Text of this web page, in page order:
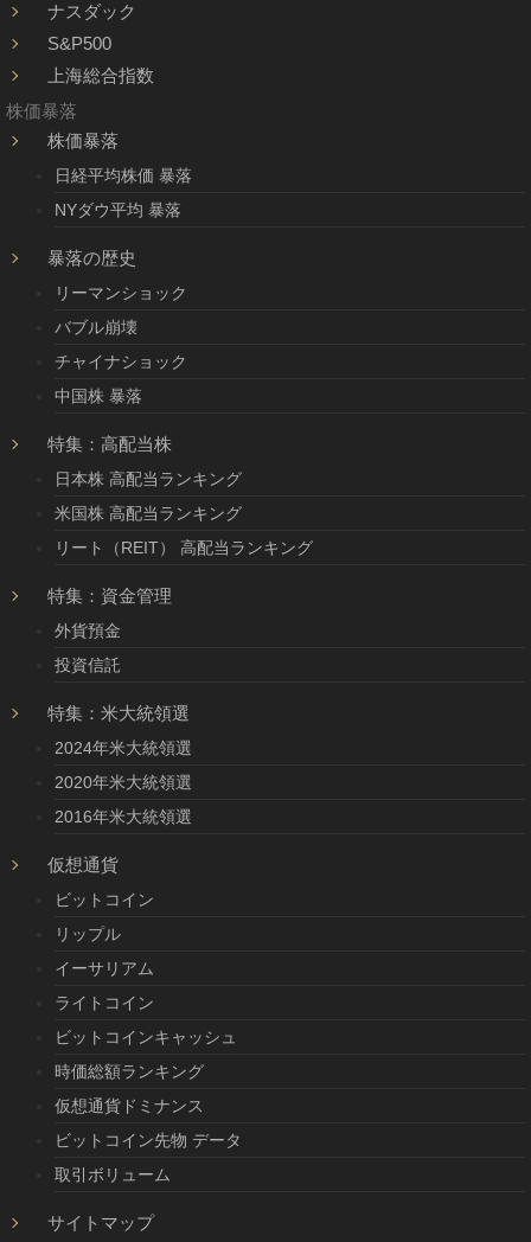
ナスダック
S&P500
上海総合指数
株価暴落
株価暴落
日経平均株価 暴落
NYダウ平均 暴落
暴落の歴史
リーマンショック
バブル崩壊
チャイナショック
中国株 暴落
特集：高配当株
日本株 高配当ランキング
米国株 高配当ランキング
リート（REIT） 高配当ランキング
特集：資金管理
外貨預金
投資信託
特集：米大統領選
2024年米大統領選
2020年米大統領選
2016年米大統領選
仮想通貨
ビットコイン
リップル
イーサリアム
ライトコイン
ビットコインキャッシュ
時価総額ランキング
仮想通貨ドミナンス
ビットコイン先物 データ
取引ボリューム
サイトマップ